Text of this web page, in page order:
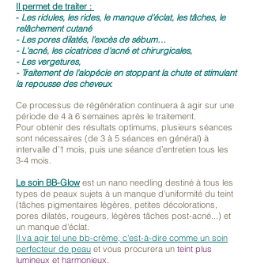
Il permet de traiter :
- Les ridules, les rides, le manque d'éclat, les tâches, le
relâchement cutané
- Les pores dilatés, l’excès de sébum…
- L'acné, les cicatrices d'acné et chirurgicales,
- Les vergetures,
- Traitement de l'alopécie en stoppant la chute et stimulant
la repousse des cheveux.
Ce processus de régénération continuera à agir sur une
période de 4 à 6 semaines après le traitement.
Pour obtenir des résultats optimums, plusieurs séances
sont nécessaires (de 3 à 5 séances en général) à
intervalle d’1 mois, puis une séance d’entretien tous les
3-4 mois.
Le soin BB-Glowest un nano needling destiné à tous les
types de peaux sujets à un manque d'uniformité du teint
(tâches pigmentaires légères, petites décolorations,
pores dilatés, rougeurs, légères tâches post-acné...) et
un manque d'éclat.
Il va agir tel une bb-crème, c'est-à-dire comme un soin
perfecteur de peau et vous procurera un teint plus
lumineux et harmonieux.